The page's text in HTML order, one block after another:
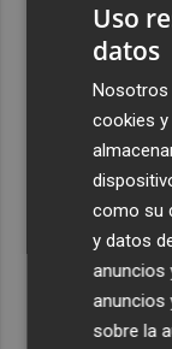
tradicional Nit
El PSPV
de espera" en
El PSPV
de Castelló
Alfondeguilla
acogida
Uso
datos
cookies
como su
y datos
anuncios
anuncios
sobre la